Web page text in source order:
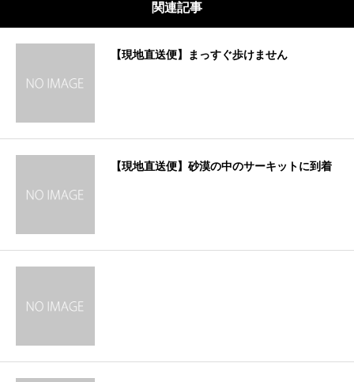
関連記事
【現地直送便】まっすぐ歩けません
【現地直送便】砂漠の中のサーキットに到着